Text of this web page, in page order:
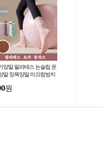
양말 필라테스 논슬립 운
말 장목양말 미끄럼방지
원